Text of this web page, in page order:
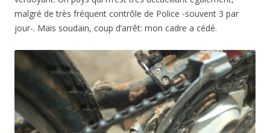
malgré de très fréquent contrôle de Police -souvent 3 par
jour-. Mais soudain, coup d’arrêt: mon cadre a cédé.